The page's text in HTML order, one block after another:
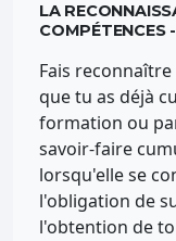
LA
COMPÉTENCES
Fais
que tu as déjà
formation ou
savoir-faire
lorsqu'elle se
l'obligation de
l'obtention de